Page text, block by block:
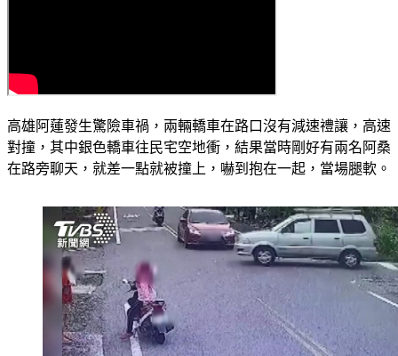
高雄阿蓮發生驚險車禍，兩輛轎車在路口沒有減速禮讓，高速
對撞，其中銀色轎車往民宅空地衝，結果當時剛好有兩名阿桑
在路旁聊天，就差一點就被撞上，嚇到抱在一起，當場腿軟。